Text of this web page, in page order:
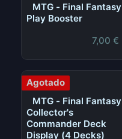
MTG - Final Fantasy
Play Booster
7,00 €
Agotado
MTG - Final Fantasy
Collector's
Commander Deck
Display (4 Decks)